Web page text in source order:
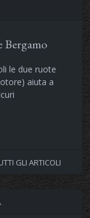
Bergamo
le due ruote
aiuta a
GLI ARTICOLI